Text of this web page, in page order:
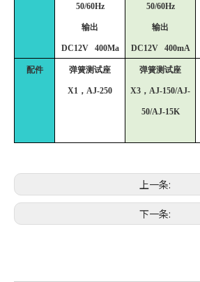
50/60Hz
输出
DC12V 400Ma
50/60Hz
输出
DC12V 400mA
配件 弹簧测试座
X1，AJ-250
弹簧测试座
X3，AJ-150/AJ-
50/AJ-15K
上一条:
下一条: